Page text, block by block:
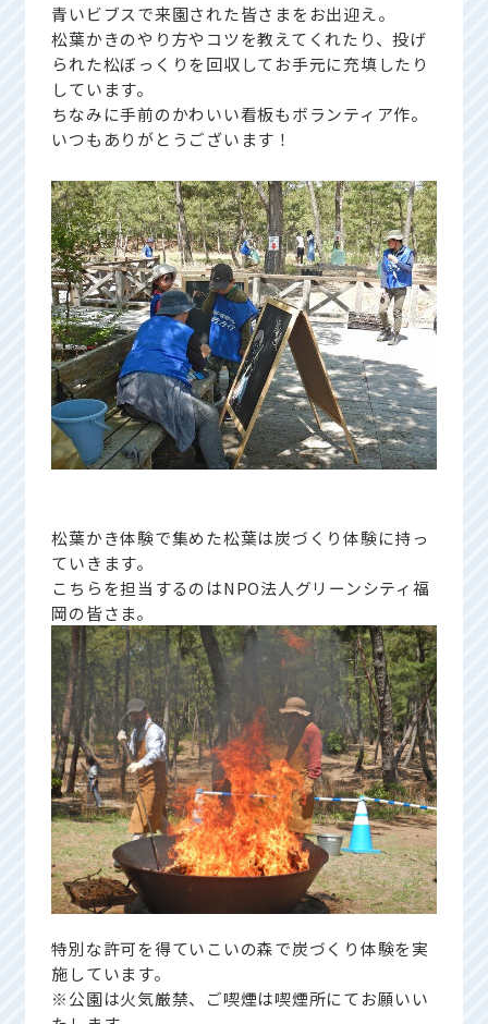
青いビブスで来園された皆さまをお出迎え。
松葉かきのやり方やコツを教えてくれたり、投げ
られた松ぼっくりを回収してお手元に充填したり
しています。
ちなみに手前のかわいい看板もボランティア作。
いつもありがとうございます！
松葉かき体験で集めた松葉は炭づくり体験に持っ
ていきます。
こちらを担当するのはNPO法人グリーンシティ福
岡の皆さま。
特別な許可を得ていこいの森で炭づくり体験を実
施しています。
※公園は火気厳禁、ご喫煙は喫煙所にてお願いい